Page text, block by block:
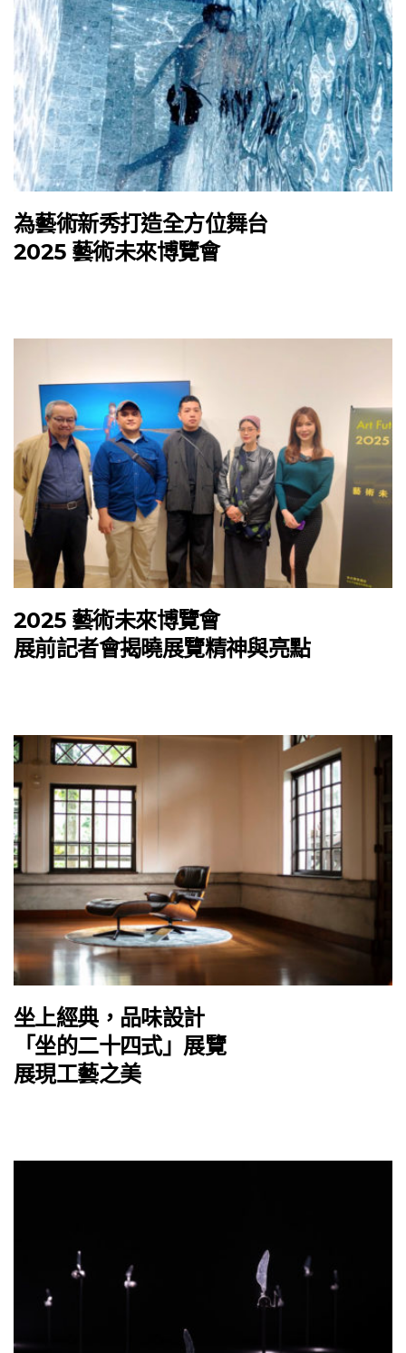
為藝術新秀打造全方位舞台
2025 藝術未來博覽會
2025 藝術未來博覽會
展前記者會揭曉展覽精神與亮點
坐上經典，品味設計
「坐的二十四式」展覽
展現工藝之美